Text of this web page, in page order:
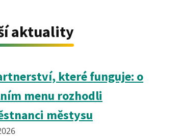
aktuality
které funguje: o
menu rozhodli
městysu